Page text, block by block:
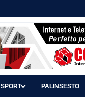
SPORT PALINSESTO